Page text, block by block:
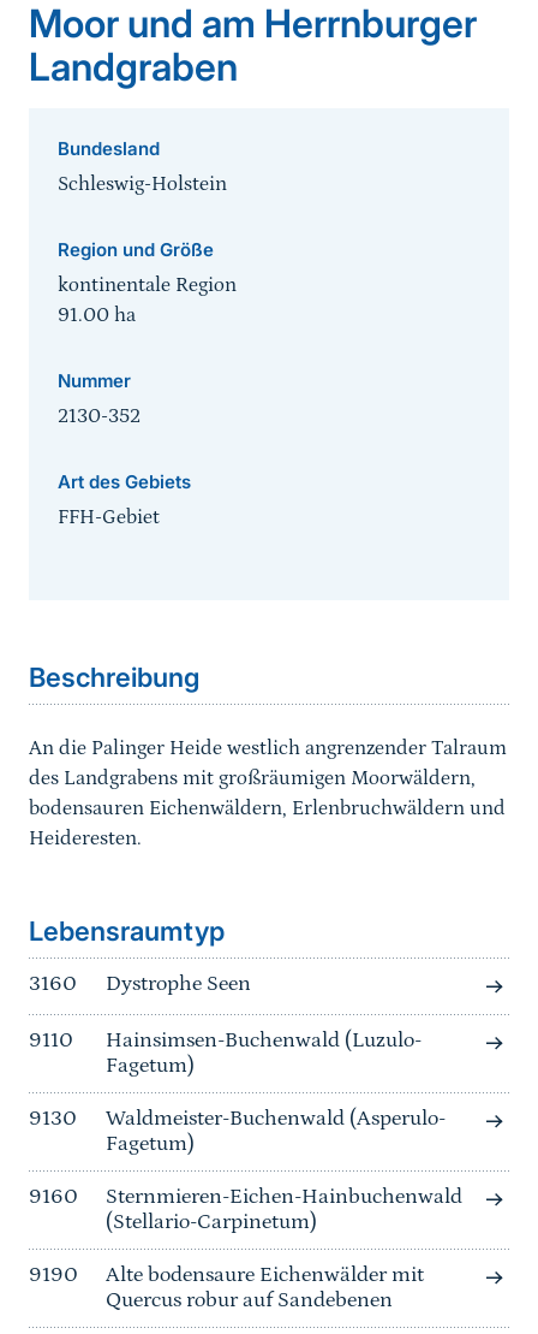
Moor und am Herrnburger
Landgraben
Bundesland
Schleswig-Holstein
Region und Größe
kontinentale Region
91.00 ha
Nummer
2130-352
Art des Gebiets
FFH-Gebiet
Beschreibung
An die Palinger Heide westlich angrenzender Talraum
des Landgrabens mit großräumigen Moorwäldern,
bodensauren Eichenwäldern, Erlenbruchwäldern und
Heideresten.
Lebensraumtyp
3160 Dystrophe Seen
9110
Hainsimsen-Buchenwald (Luzulo-
Fagetum)
9130
Waldmeister-Buchenwald (Asperulo-
Fagetum)
9160
Sternmieren-Eichen-Hainbuchenwald
(Stellario-Carpinetum)
9190
Alte bodensaure Eichenwälder mit
Quercus robur auf Sandebenen